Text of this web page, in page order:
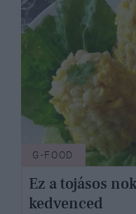
G-FOOD
Ez a tojásos
kedvenced